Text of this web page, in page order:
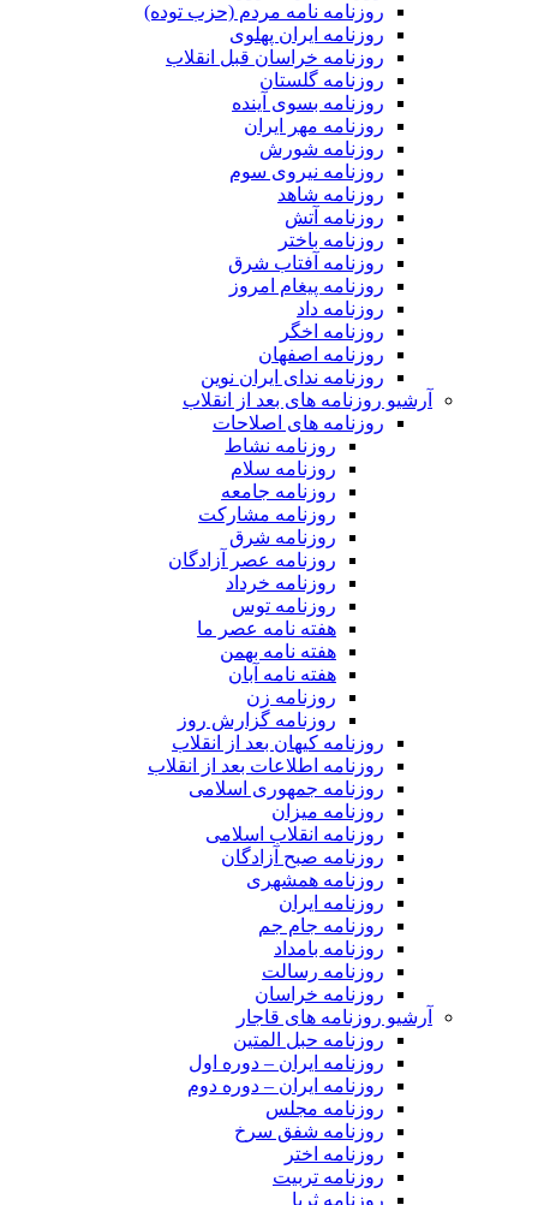
روزنامه نامه مردم (حزب توده)
روزنامه ایران پهلوی
روزنامه خراسان قبل انقلاب
روزنامه گلستان
روزنامه بسوی آینده
روزنامه مهر ایران
روزنامه شورش
روزنامه نیروی سوم
روزنامه شاهد
روزنامه آتش
روزنامه باختر
روزنامه آفتاب شرق
روزنامه پیغام امروز
روزنامه داد
روزنامه اخگر
روزنامه اصفهان
روزنامه ندای ایران نوین
آرشیو روزنامه های بعد از انقلاب
روزنامه های اصلاحات
روزنامه نشاط
روزنامه سلام
روزنامه جامعه
روزنامه مشارکت
روزنامه شرق
روزنامه عصر آزادگان
روزنامه خرداد
روزنامه توس
هفته نامه عصر ما
هفته نامه بهمن
هفته نامه آبان
روزنامه زن
روزنامه گزارش روز
روزنامه کیهان بعد از انقلاب
روزنامه اطلاعات بعد از انقلاب
روزنامه جمهوری اسلامی
روزنامه میزان
روزنامه انقلاب اسلامی
روزنامه صبح آزادگان
روزنامه همشهری
روزنامه ایران
روزنامه جام جم
روزنامه بامداد
روزنامه رسالت
روزنامه خراسان
آرشیو روزنامه های قاجار
روزنامه حبل المتین
روزنامه ایران – دوره اول
روزنامه ایران – دوره دوم
روزنامه مجلس
روزنامه شفق سرخ
روزنامه اختر
روزنامه تربیت
روزنامه ثریا